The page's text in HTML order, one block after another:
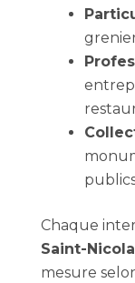
Chaque
Saint-
mesure